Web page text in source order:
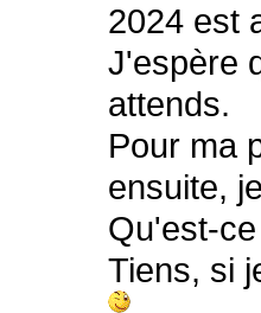
2024 est
J'espère
attends.
Pour ma
ensuite,
Qu'est-
Tiens, si